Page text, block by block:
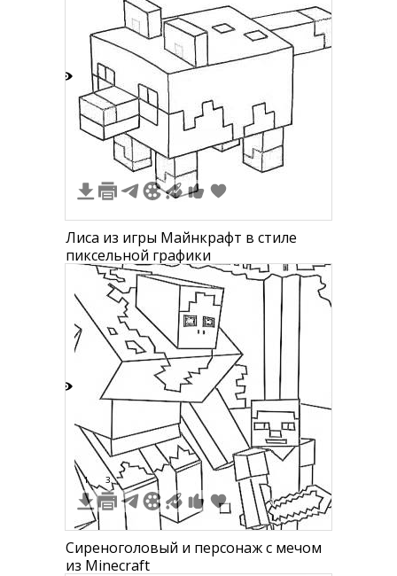
Лиса из игры Майнкрафт в стиле
пиксельной графики
1 3
Сиреноголовый и персонаж с мечом
из Minecraft